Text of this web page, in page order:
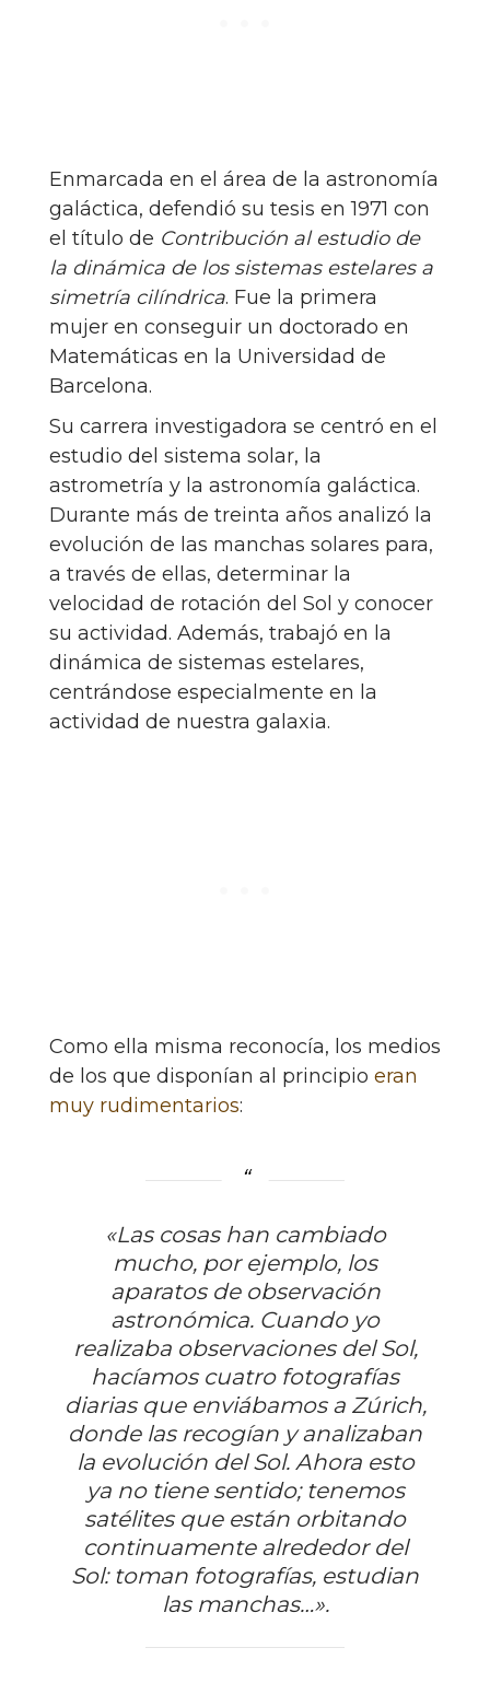
Enmarcada en el área de la astronomía
galáctica, defendió su tesis en 1971 con
el título de Contribución al estudio de
la dinámica de los sistemas estelares a
simetría cilíndrica. Fue la primera
mujer en conseguir un doctorado en
Matemáticas en la Universidad de
Barcelona.
Su carrera investigadora se centró en el
estudio del sistema solar, la
astrometría y la astronomía galáctica.
Durante más de treinta años analizó la
evolución de las manchas solares para,
a través de ellas, determinar la
velocidad de rotación del Sol y conocer
su actividad. Además, trabajó en la
dinámica de sistemas estelares,
centrándose especialmente en la
actividad de nuestra galaxia.
Como ella misma reconocía, los medios
de los que disponían al principio eran
muy rudimentarios:
«Las cosas han cambiado
mucho, por ejemplo, los
aparatos de observación
astronómica. Cuando yo
realizaba observaciones del Sol,
hacíamos cuatro fotografías
diarias que enviábamos a Zúrich,
donde las recogían y analizaban
la evolución del Sol. Ahora esto
ya no tiene sentido; tenemos
satélites que están orbitando
continuamente alrededor del
Sol: toman fotografías, estudian
las manchas…».